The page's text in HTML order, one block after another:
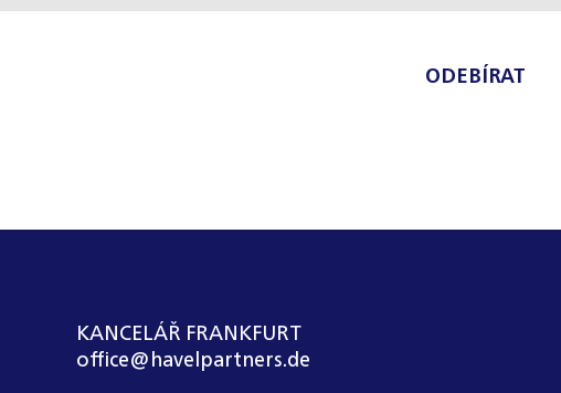
ODEBÍRAT
KANCELÁŘ FRANKFURT
office@havelpartners.de